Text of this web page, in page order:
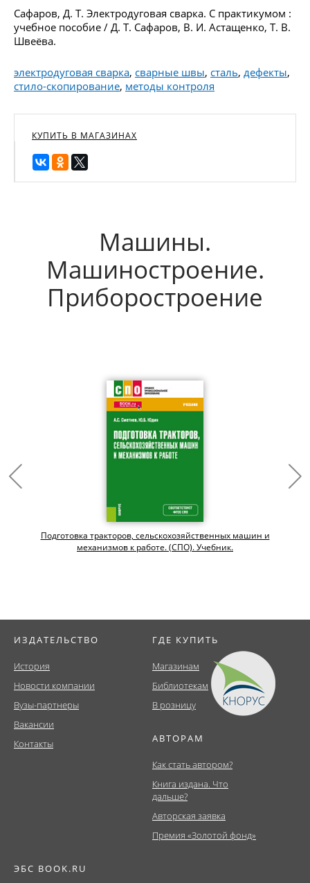
Сафаров, Д. Т. Электродуговая сварка. С практикумом :
учебное пособие / Д. Т. Сафаров, В. И. Астащенко, Т. В.
Швеёва.
электродуговая сварка, сварные швы, сталь, дефекты,
стило-скопирование, методы контроля
КУПИТЬ В МАГАЗИНАХ
Машины.
Машиностроение.
Приборостроение
Подготовка тракторов, сельскохозяйственных машин и
механизмов к работе. (СПО). Учебник.
ИЗДАТЕЛЬСТВО
История
Новости компании
Вузы-партнеры
Вакансии
Контакты
ГДЕ КУПИТЬ
Магазинам
Библиотекам
В розницу
АВТОРАМ
Как стать автором?
Книга издана. Что
дальше?
Авторская заявка
Премия «Золотой фонд»
ЭБС BOOK.RU